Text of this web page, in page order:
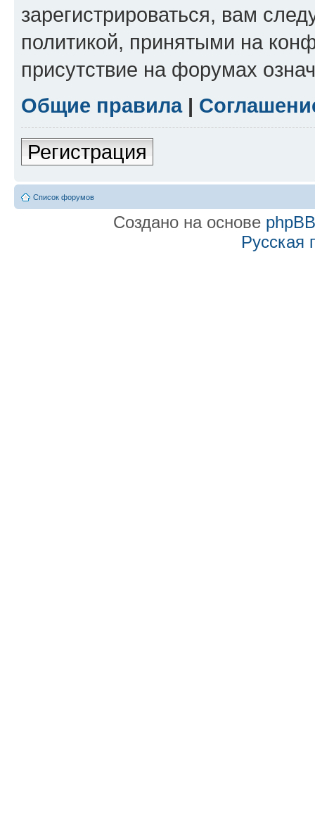
зарегистрироваться, вам
политикой, принятыми на
присутствие на форумах
Общие правила|
Регистрация
Список форумов
Создано на основе phpBB
Русская